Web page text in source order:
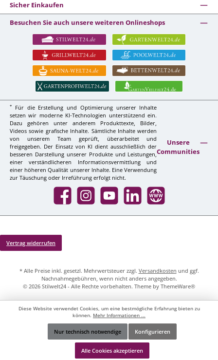
Sicher Einkaufen
Besuchen Sie auch unsere weiteren Onlineshops
*
Für die Erstellung und Optimierung unserer Inhalte
setzen wir moderne KI-Technologien unterstützend ein.
Dazu gehören unter anderem Produkttexte, Bilder,
Videos sowie grafische Inhalte. Sämtliche Inhalte werden
von unserem Team geprüft, überarbeitet und
freigegeben. Der Einsatz von KI dient ausschließlich der
besseren Darstellung unserer Produkte und Leistungen,
einer verständlicheren Informationsvermittlung und
einer höheren Qualität unserer Inhalte. Eine Verwendung
zur Täuschung oder Irreführung erfolgt nicht.
Unsere
Communities
Facebook InstagramYouTube LinkedIn Website
Vertrag widerrufen
* Alle Preise inkl. gesetzl. Mehrwertsteuer zzgl. Versandkosten und ggf.
Nachnahmegebühren, wenn nicht anders angegeben.
© 2026 Stilwelt24 - Alle Rechte vorbehalten. Theme by ThemeWare®
Werkzeugleiste anzeigen
Diese Website verwendet Cookies, um eine bestmögliche Erfahrung bieten zu
können. Mehr Informationen ...
Nur technisch notwendige Konfigurieren
Alle Cookies akzeptieren